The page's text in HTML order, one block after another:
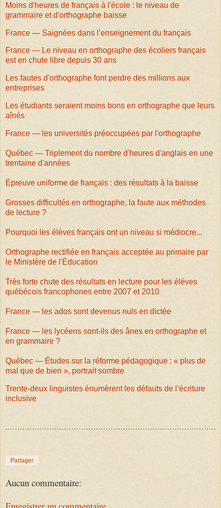
Moins d'heures de français à l'école : le niveau de
grammaire et d'orthographe baisse
France — Saignées dans l’enseignement du français
France — Le niveau en orthographe des écoliers français
est en chute libre depuis 30 ans
Les fautes d'orthographe font perdre des millions aux
entreprises
Les étudiants seraient moins bons en orthographe que leurs
aînés
France — les universités préoccupées par l'orthographe
Québec — Triplement du nombre d'heures d'anglais en une
trentaine d'années
Épreuve uniforme de français : des résultats à la baisse
Grosses difficultés en orthographe, la faute aux méthodes
de lecture ?
Pourquoi les élèves français ont un niveau si médiocre...
Orthographe rectifiée en français acceptée au primaire par
le Ministère de l'Éducation
Très forte chute des résultats en lecture pour les élèves
québécois francophones entre 2007 et 2010
France — les ados sont devenus nuls en dictée
France — les lycéens sont-ils des ânes en orthographe et
en grammaire ?
Québec — Études sur la réforme pédagogique : « plus de
mal que de bien », portrait sombre
Trente-deux linguistes énumèrent les défauts de l’écriture
inclusive
Partager
Aucun commentaire: